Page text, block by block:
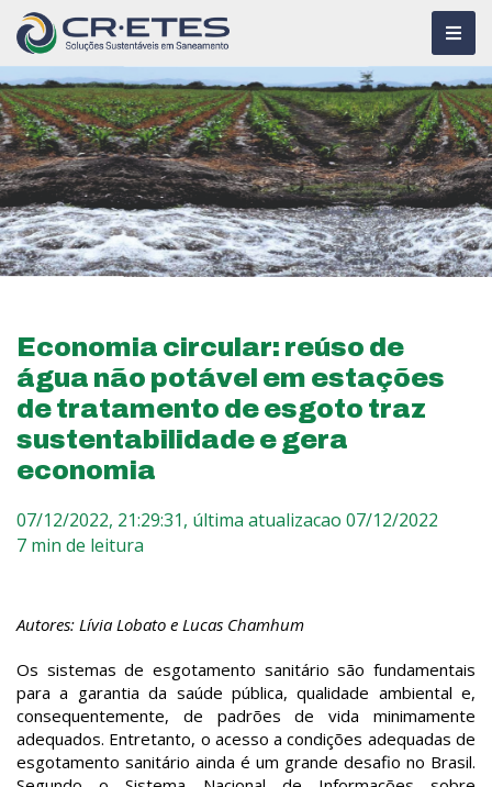
Economia circular: reúso de
água não potável em estações
de tratamento de esgoto traz
sustentabilidade e gera
economia
07/12/2022, 21:29:31, última atualizacao 07/12/2022
7 min de leitura
Autores: Lívia Lobato e Lucas Chamhum
Os sistemas de esgotamento sanitário são fundamentais
para a garantia da saúde pública, qualidade ambiental e,
consequentemente, de padrões de vida minimamente
adequados. Entretanto, o acesso a condições adequadas de
esgotamento sanitário ainda é um grande desafio no Brasil.